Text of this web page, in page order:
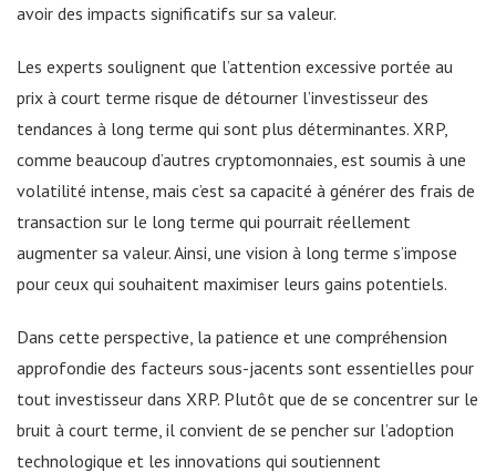
avoir des impacts significatifs sur sa valeur.
Les experts soulignent que l’attention excessive portée au
prix à court terme risque de détourner l’investisseur des
tendances à long terme qui sont plus déterminantes. XRP,
comme beaucoup d’autres cryptomonnaies, est soumis à une
volatilité intense, mais c’est sa capacité à générer des frais de
transaction sur le long terme qui pourrait réellement
augmenter sa valeur. Ainsi, une vision à long terme s’impose
pour ceux qui souhaitent maximiser leurs gains potentiels.
Dans cette perspective, la patience et une compréhension
approfondie des facteurs sous-jacents sont essentielles pour
tout investisseur dans XRP. Plutôt que de se concentrer sur le
bruit à court terme, il convient de se pencher sur l’adoption
technologique et les innovations qui soutiennent